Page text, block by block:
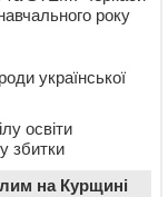
року
української
освіти
збитки
на Курщині